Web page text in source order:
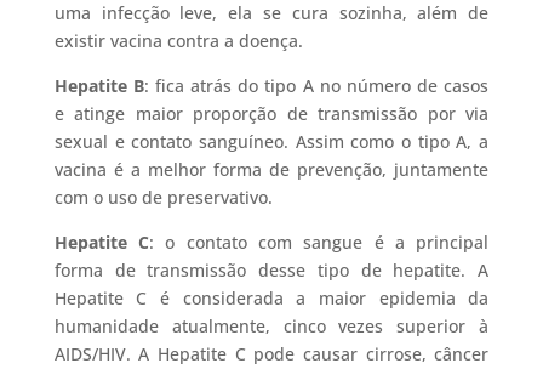
uma infecção leve, ela se cura sozinha, além de
existir vacina contra a doença.
Hepatite B: fica atrás do tipo A no número de casos
e atinge maior proporção de transmissão por via
sexual e contato sanguíneo. Assim como o tipo A, a
vacina é a melhor forma de prevenção, juntamente
com o uso de preservativo.
Hepatite C: o contato com sangue é a principal
forma de transmissão desse tipo de hepatite. A
Hepatite C é considerada a maior epidemia da
humanidade atualmente, cinco vezes superior à
AIDS/HIV. A Hepatite C pode causar cirrose, câncer